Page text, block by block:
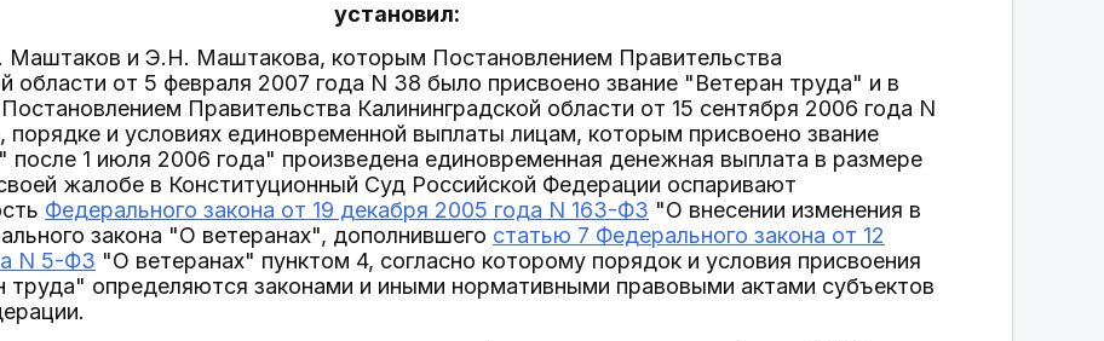
установил:
Маштаков и Э.Н. Маштакова, которым Постановлением Правительства
области от 5 февраля 2007 года N 38 было присвоено звание "Ветеран труда" и в
Правительства Калининградской области от 15 сентября 2006 года N
и условиях единовременной выплаты лицам, которым присвоено звание
после 1 июля 2006 года" произведена единовременная денежная выплата в размере
жалобе в Конституционный Суд Российской Федерации оспаривают
Федерального закона от 19 декабря 2005 года N 163-ФЗ "О внесении изменения в
закона "О ветеранах", дополнившего статью 7 Федерального закона от 12
N 5-ФЗ "О ветеранах" пунктом 4, согласно которому порядок и условия присвоения
труда" определяются законами и иными нормативными правовыми актами субъектов